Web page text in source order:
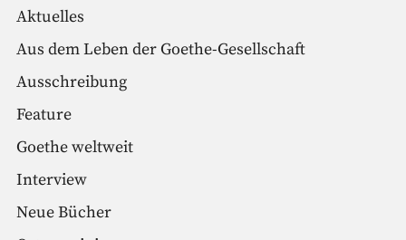
Aktuelles
Aus dem Leben der Goethe-Gesellschaft
Ausschreibung
Feature
Goethe weltweit
Interview
Neue Bücher